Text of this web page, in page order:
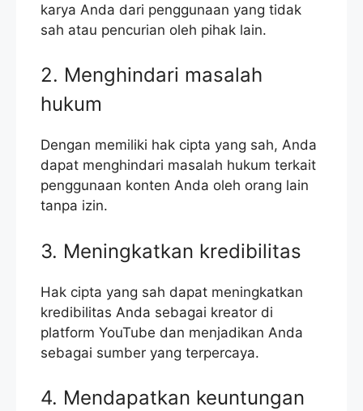
karya Anda dari penggunaan yang tidak
sah atau pencurian oleh pihak lain.
2. Menghindari masalah
hukum
Dengan memiliki hak cipta yang sah, Anda
dapat menghindari masalah hukum terkait
penggunaan konten Anda oleh orang lain
tanpa izin.
3. Meningkatkan kredibilitas
Hak cipta yang sah dapat meningkatkan
kredibilitas Anda sebagai kreator di
platform YouTube dan menjadikan Anda
sebagai sumber yang terpercaya.
4. Mendapatkan keuntungan